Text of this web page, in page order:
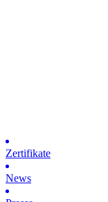
Zertifikate
News